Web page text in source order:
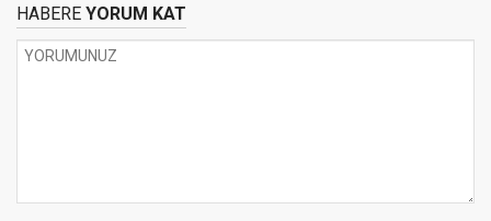
HABERE YORUM KAT